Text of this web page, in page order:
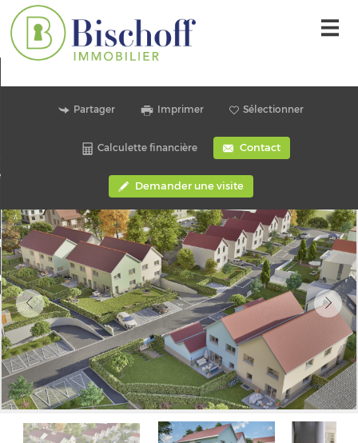
Nos offres
L'agence
une alerte mail
Contact
compte
sélection 0
Partager Imprimer Sélectionner
Calculette financière Contact
Demander une visite